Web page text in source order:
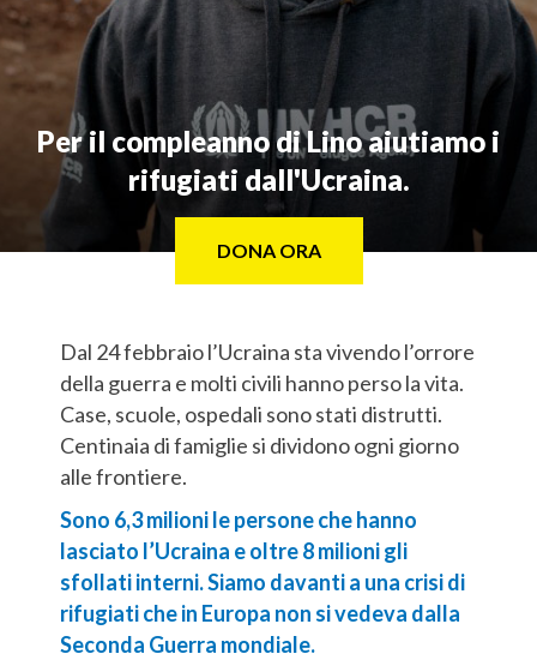
Per il compleanno di Lino aiutiamo i
rifugiati dall'Ucraina.
DONA ORA
Dal 24 febbraio l’Ucraina sta vivendo l’orrore
della guerra e molti civili hanno perso la vita.
Case, scuole, ospedali sono stati distrutti.
Centinaia di famiglie si dividono ogni giorno
alle frontiere.
Sono 6,3 milioni le persone che hanno
lasciato l’Ucraina e oltre 8 milioni gli
sfollati interni. Siamo davanti a una crisi di
rifugiati che in Europa non si vedeva dalla
Seconda Guerra mondiale.